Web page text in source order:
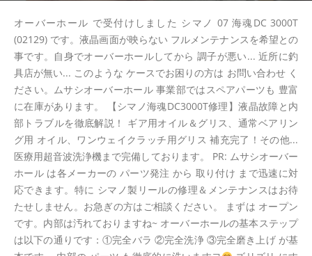
オーバーホール で受付けしました シマノ 07 海魂DC 3000T
(02129) です。液晶画面が映らない フルメンテナンスを希望との
事です。自身でオーバーホールしてから 調子が悪い... 近所に釣
具店が無い... このような ケースでお困りの方は お問い合わせ く
ださい。ムサシオーバーホール 事業部ではスペアパーツも 豊富
に在庫があります。 【シマノ海魂DC3000T修理】液晶故障と内
部トラブルを徹底解説！ ギア用オイル＆グリス、通常ベアリン
グ用 オイル、ワンウェイクラッチ用グリス 補充完了！その他...
医療用超音波洗浄機まで完備しております。 PR: ムサシオーバー
ホール は各メーカーの パーツ発注 から 取り付け まで迅速に対
応できます。特に シマノ製リールの修理＆メンテナンスはお待
たせしません。お急ぎの方はご相談ください。 まずは オープン
です。内部は汚れておりますね~ オーバーホールの基本ステップ
は以下の通りです：①完全バラ ②完全洗浄 ③完全磨き上げ が基